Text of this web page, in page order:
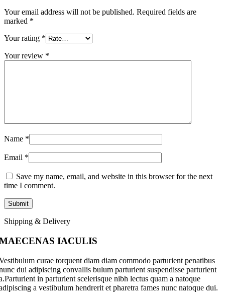
Your email address will not be published. Required fields are
marked *
Your rating *
Your review *
Name *
Email *
Save my name, email, and website in this browser for the next
time I comment.
Shipping & Delivery
IACULIS
curae torquent diam diam commodo parturient penatibus
dui adipiscing convallis bulum parturient suspendisse parturient
in parturient scelerisque nibh lectus quam a natoque
a vestibulum hendrerit et pharetra fames nunc natoque dui.